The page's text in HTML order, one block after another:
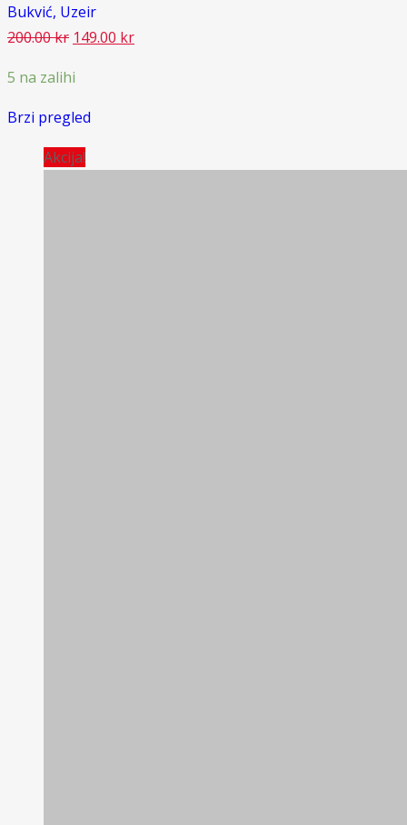
Bukvić, Uzeir
200.00kr Original
was:
200.00 kr.
149.00 krCurrent
5 na zalihi
Brzi pregled
Akcija!